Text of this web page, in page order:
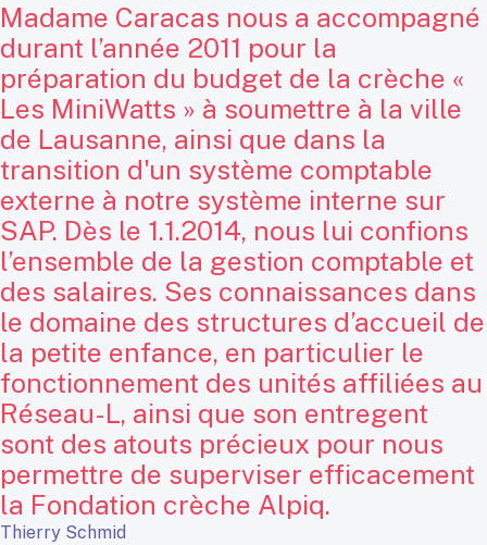
Madame Caracas nous a accompagné
durant l’année 2011 pour la
préparation du budget de la crèche «
Les MiniWatts » à soumettre à la ville
de Lausanne, ainsi que dans la
transition d'un système comptable
externe à notre système interne sur
SAP. Dès le 1.1.2014, nous lui confions
l’ensemble de la gestion comptable et
des salaires. Ses connaissances dans
le domaine des structures d’accueil de
la petite enfance, en particulier le
fonctionnement des unités affiliées au
Réseau-L, ainsi que son entregent
sont des atouts précieux pour nous
permettre de superviser efficacement
la Fondation crèche Alpiq.
Thierry Schmid